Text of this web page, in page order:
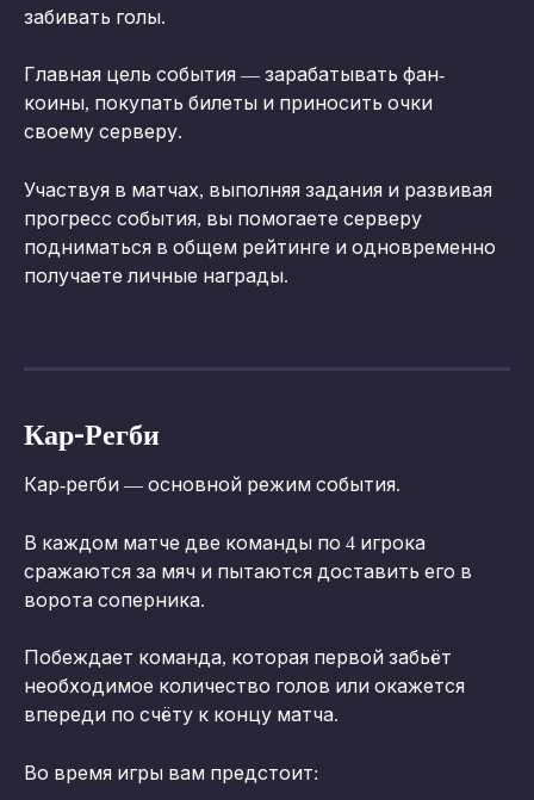
забивать голы.
Главная цель события — зарабатывать фан-
коины, покупать билеты и приносить очки
своему серверу.
Участвуя в матчах, выполняя задания и развивая
прогресс события, вы помогаете серверу
подниматься в общем рейтинге и одновременно
получаете личные награды.
Кар-Регби
Кар-регби — основной режим события.
В каждом матче две команды по 4 игрока
сражаются за мяч и пытаются доставить его в
ворота соперника.
Побеждает команда, которая первой забьёт
необходимое количество голов или окажется
впереди по счёту к концу матча.
Во время игры вам предстоит: